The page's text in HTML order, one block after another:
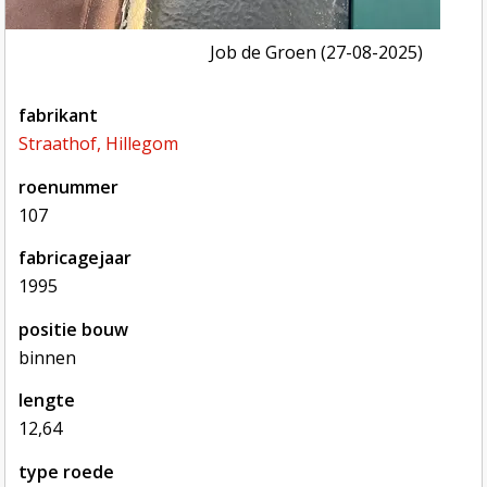
Job de Groen (27-08-2025)
fabrikant
Straathof, Hillegom
roenummer
107
fabricagejaar
1995
positie bouw
binnen
lengte
12,64
type roede